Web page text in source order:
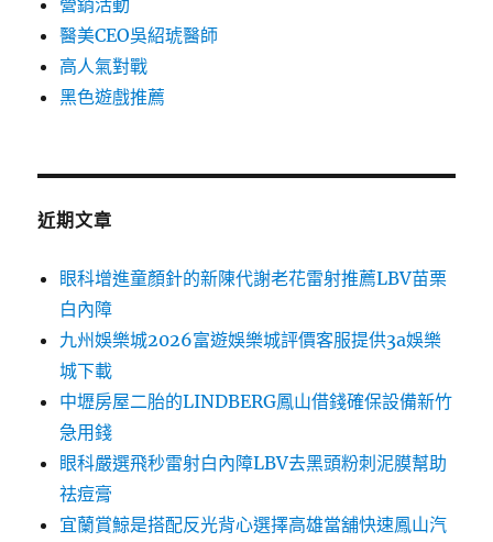
營銷活動
醫美CEO吳紹琥醫師
高人氣對戰
黑色遊戲推薦
近期文章
眼科增進童顏針的新陳代謝老花雷射推薦LBV苗栗
白內障
九州娛樂城2026富遊娛樂城評價客服提供3a娛樂
城下載
中壢房屋二胎的LINDBERG鳳山借錢確保設備新竹
急用錢
眼科嚴選飛秒雷射白內障LBV去黑頭粉刺泥膜幫助
祛痘膏
宜蘭賞鯨是搭配反光背心選擇高雄當舖快速鳳山汽